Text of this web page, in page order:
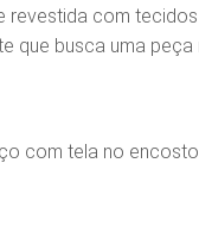
com
que busca uma peça
com tela no encosto